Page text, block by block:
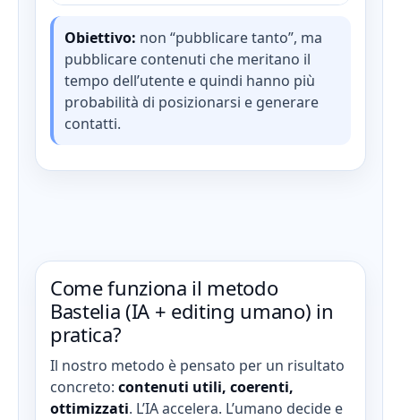
Obiettivo: non “pubblicare tanto”, ma
pubblicare contenuti che meritano il
tempo dell’utente e quindi hanno più
probabilità di posizionarsi e generare
contatti.
Come funziona il metodo
Bastelia (IA + editing umano) in
pratica?
Il nostro metodo è pensato per un risultato
concreto: contenuti utili, coerenti,
ottimizzati. L’IA accelera. L’umano decide e